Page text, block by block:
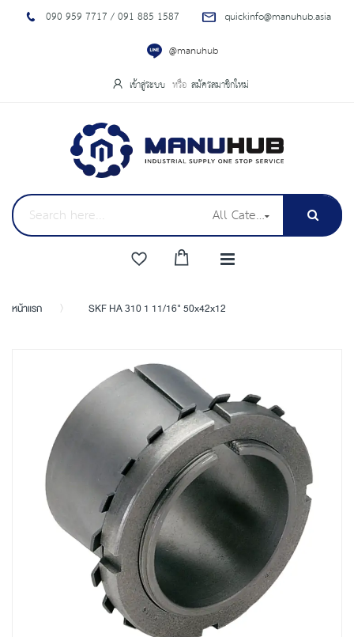
090 959 7717 / 091 885 1587
quickinfo@manuhub.asia
@manuhub
เข้าสู่ระบบ สมัครสมาชิกใหม่
All Categories
หน้าแรก SKF HA 310 1 11/16" 50x42x12
to
the
end
of
the
images
gallery